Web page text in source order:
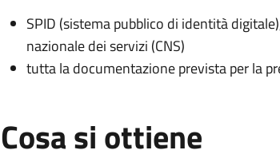
SPID (sistema pubblico di identità
nazionale dei servizi (CNS)
tutta la documentazione prevista per la
Cosa si ottiene